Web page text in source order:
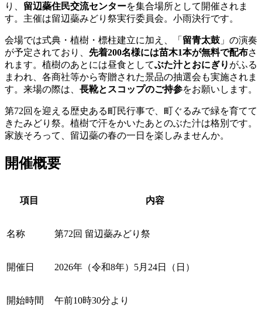
り、 留辺蘂住民交流センターを集合場所として開催されま
す。主催は留辺蘂みどり祭実行委員会。小雨決行です。
会場では式典・植樹・標柱建立に加え、「 留青太鼓 」の演奏
が予定されており、 先着200名様には苗木1本が無料で配布さ
れます。植樹のあとには昼食としてぶた汁とおにぎり がふる
まわれ、各商社等から寄贈された景品の抽選会も実施されま
す。来場の際は、 長靴とスコップのご持参をお願いします。
第72回を迎える歴史ある町民行事で、町ぐるみで緑を育てて
きたみどり祭。植樹で汗をかいたあとのぶた汁は格別です。
家族そろって、留辺蘂の春の一日を楽しみませんか。
開催概要
項目 内容
名称 第72回 留辺蘂みどり祭
開催日 2026年（令和8年）5月24日（日）
開始時間 午前10時30分より